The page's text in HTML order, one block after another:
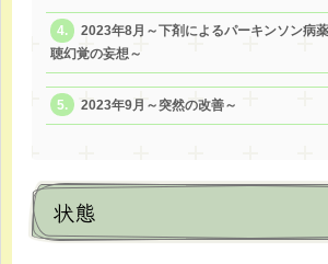
2023年8月～下剤によるパーキンソン病
聴幻覚の妄想～
2023年9月～突然の改善～
状態